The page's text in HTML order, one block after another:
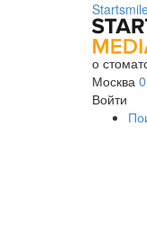
о
Москва 0
Войти